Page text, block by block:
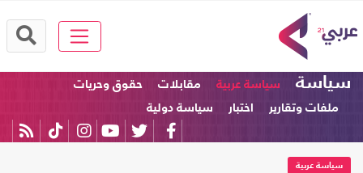
سياسة سياسة عربية مقابلات
حقوق وحريات
ملفات وتقارير
اختبار سياسة دولية
سياسة عربية